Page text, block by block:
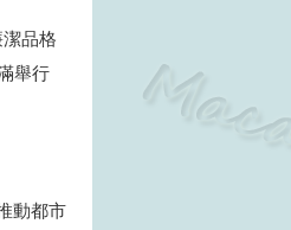
潔品格
舉行
動都市